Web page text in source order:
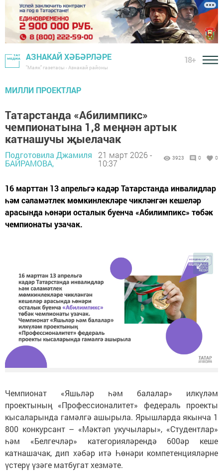
АЗНАКАЙ ХӘБӘРЛӘРЕ
"Маяк" газетасы - Азнакай районы
18+
МИЛЛИ ПРОЕКТЛАР
Татарстанда «Абилимпикс»
чемпионатына 1,8 меңнән артык
катнашучы җыелачак
Подготовила Джамиля
БАЙРАМОВА,
21 март 2026 -
10:37
3923 0 0
16 марттан 13 апрельгә кадәр Татарстанда инвалидлар
һәм сәламәтлек мөмкинлекләре чикләнгән кешеләр
арасында һөнәри осталык буенча «Абилимпикс» төбәк
чемпионаты узачак.
Чемпионат «Яшьләр һәм балалар» илкүләм
проектының «Профессионалитет» федераль проекты
кысаларында гамәлгә ашырыла. Ярышларда якынча 1
800 конкурсант – «Мәктәп укучылары», «Студентлар»
һәм «Белгечләр» категорияләрендә 600әр кеше
катнашачак, дип хәбәр итә Һөнәри компетенцияләрне
үстерү үзәге матбугат хезмәте.